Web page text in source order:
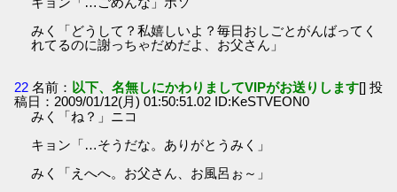
みく「どうして？私嬉しいよ？毎日おしごとがんばってく
れてるのに謝っちゃだめだよ、お父さん」
22 名前： 以下、名無しにかわりましてVIPがお送りします[] 投
稿日：2009/01/12(月) 01:50:51.02 ID:KeSTVEON0
みく「ね？」ニコ
キョン「…そうだな。ありがとうみく」
みく「えへへ。お父さん、お風呂ぉ～」